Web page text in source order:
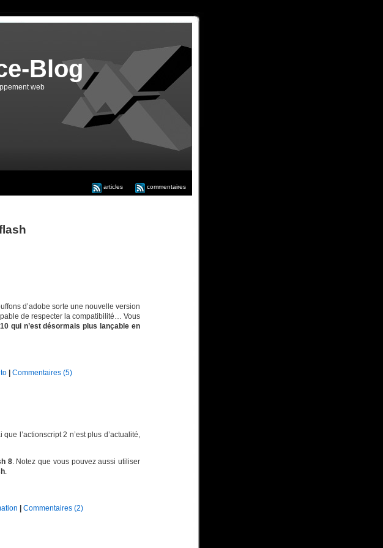
Blog
web
articles
commentaires
d’adobe sorte une nouvelle version
de respecter la compatibilité… Vous
qui n’est désormais plus lançable en
Commentaires (5)
l’actionscript 2 n’est plus d’actualité,
8. Notez que vous pouvez aussi utiliser
.
Commentaires (2)